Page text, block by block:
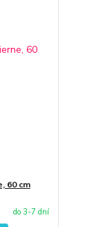
60 cm
do 3-7 dní